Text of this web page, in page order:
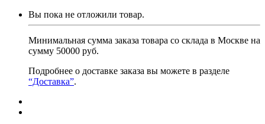
Вы пока не отложили товар.
Минимальная сумма заказа товара со склада в Москве на
сумму 50000 руб.
Подробнее о доставке заказа вы можете в разделе
“Доставка”.